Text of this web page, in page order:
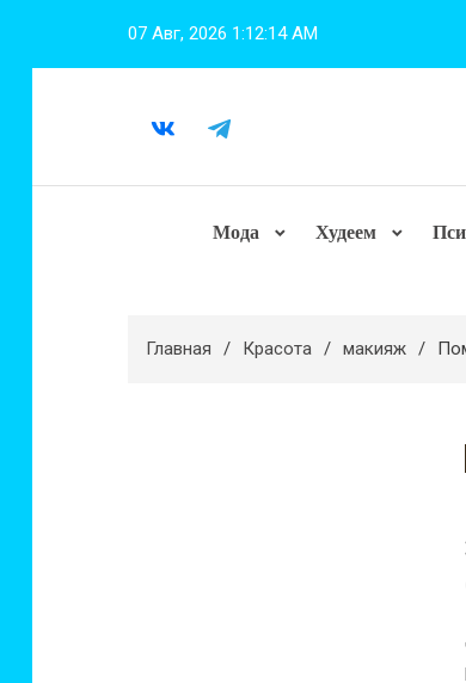
07 Авг, 2026 1:12:16 AM
Мода Худеем
Главная Красота макияж